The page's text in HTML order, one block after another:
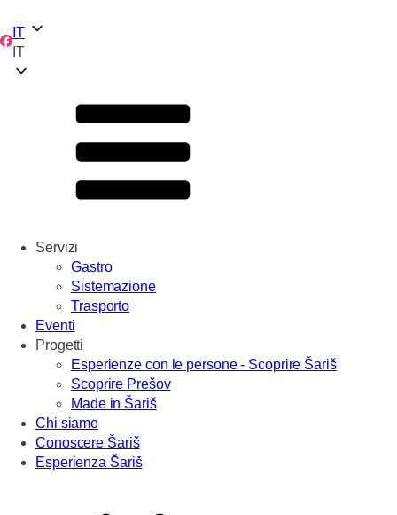
IT
IT
Servizi
Gastro
Sistemazione
Trasporto
Eventi
Progetti
Esperienze con le persone - Scoprire Šariš
Scoprire Prešov
Made in Šariš
Chi siamo
Conoscere Šariš
Esperienza Šariš